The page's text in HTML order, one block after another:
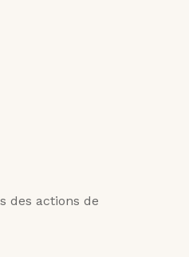
des actions de